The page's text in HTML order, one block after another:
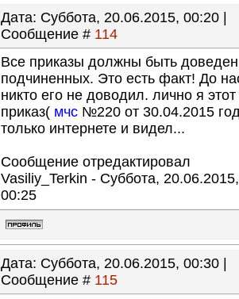
Дата: Суббота, 20.06.2015, 00:20 |
Сообщение # 114
Все приказы должны быть
подчиненных. Это есть факт! До
никто его не доводил. лично я этот
приказ( мчс №220 от 30.04.2015
только интернете и видел...
Сообщение отредактировал
Vasiliy_Terkin - Суббота, 20.06.2015,
00:25
Дата: Суббота, 20.06.2015, 00:30 |
Сообщение # 115